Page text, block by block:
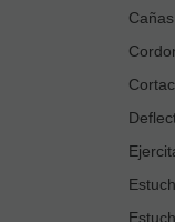
Cañas